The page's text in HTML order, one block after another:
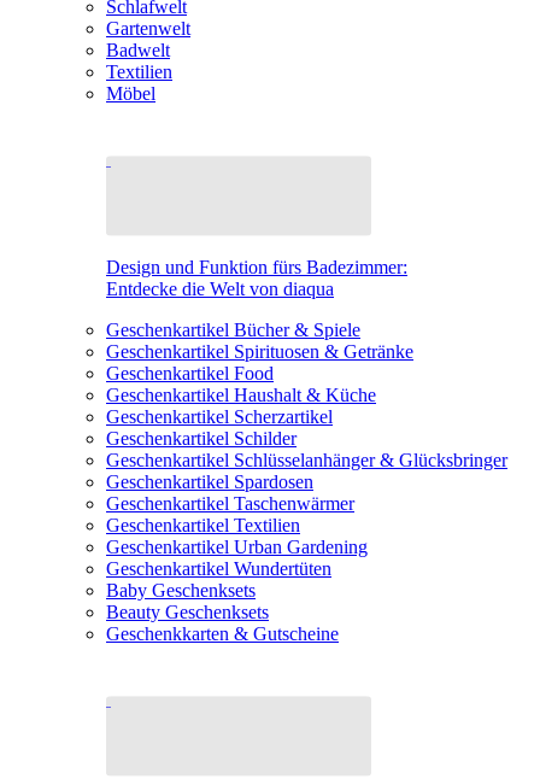
Schlafwelt
Gartenwelt
Badwelt
Textilien
Möbel
Design und Funktion fürs Badezimmer:
Entdecke die Welt von diaqua
Geschenkartikel Bücher & Spiele
Geschenkartikel Spirituosen & Getränke
Geschenkartikel Food
Geschenkartikel Haushalt & Küche
Geschenkartikel Scherzartikel
Geschenkartikel Schilder
Geschenkartikel Schlüsselanhänger & Glücksbringer
Geschenkartikel Spardosen
Geschenkartikel Taschenwärmer
Geschenkartikel Textilien
Geschenkartikel Urban Gardening
Geschenkartikel Wundertüten
Baby Geschenksets
Beauty Geschenksets
Geschenkkarten & Gutscheine